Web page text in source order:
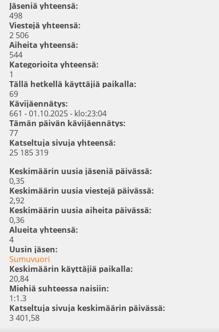
Jäseniä yhteensä:
498
Viestejä yhteensä:
2 506
Aiheita yhteensä:
544
Kategorioita yhteensä:
1
Tällä hetkellä käyttäjiä paikalla:
69
Kävijäennätys:
661 - 01.10.2025 - klo:23:04
Tämän päivän kävijäennätys:
77
Katseltuja sivuja yhteensä:
25 185 319
Keskimäärin uusia jäseniä päivässä:
0,35
Keskimäärin uusia viestejä päivässä:
2,92
Keskimäärin uusia aiheita päivässä:
0,36
Alueita yhteensä:
4
Uusin jäsen:
Sumuvuori
Keskimäärin käyttäjiä paikalla:
20,84
Miehiä suhteessa naisiin:
1:1.3
Katseltuja sivuja keskimäärin päivässä:
3 401,58